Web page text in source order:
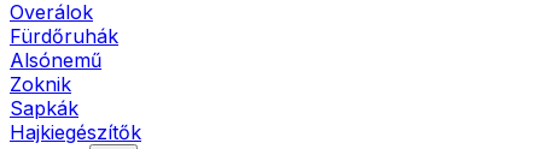
Overálok
Fürdőruhák
Alsónemű
Zoknik
Sapkák
Hajkiegészítők